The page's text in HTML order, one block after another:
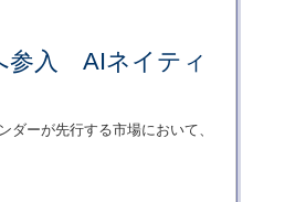
参入 AIネイティ
ーが先行する市場において、